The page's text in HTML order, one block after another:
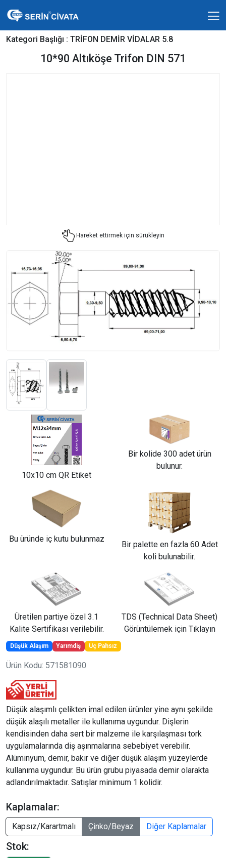
Kategori Başlığı : TRİFON DEMİR VİDALAR 5.8
10*90 Altıköşe Trifon DIN 571
Hareket ettirmek için sürükleyin
10x10 cm QR Etiket
Bir kolide 300 adet ürün
bulunur.
Bu üründe iç kutu bulunmaz
Bir palette en fazla 60 Adet
koli bulunabilir.
Üretilen partiye özel 3.1
Kalite Sertifikası verilebilir.
TDS (Technical Data Sheet)
Görüntülemek için Tıklayın
Düşük Alaşım Yarımdiş Uç Pahsız
Ürün Kodu: 571581090
Düşük alaşımlı çelikten imal edilen ürünler yine aynı şekilde
düşük alaşılı metaller ile kullanıma uygundur. Dişlerin
kendisinden daha sert bir malzeme ile karşılaşması tork
uygulamalarında diş aşınmalarına sebebiyet verebilir.
Alüminyum, demir, bakır ve diğer düşük alaşım yüzeylerde
kullanıma uygundur. Bu ürün grubu piyasada demir olarakta
adlandırılmaktadır. Satışlar minimum 1 kolidir.
Kaplamalar:
Kapsız/Karartmalı Çinko/Beyaz Diğer Kaplamalar
Stok: